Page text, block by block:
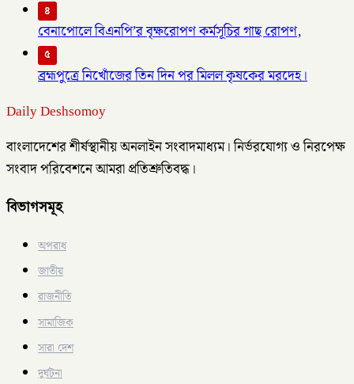
৪
বেনাপোলে বিএনপি’র বৃক্ষরোপণ কর্মসূচির গাছ রোপণ,
৫
ব্রহ্মপুত্রে নিখোঁজের তিন দিন পর মিলল কৃষকের মরদেহ।
Daily Deshsomoy
বাংলাদেশের শীর্ষস্থানীয় অনলাইন সংবাদমাধ্যম। নির্ভরযোগ্য ও নিরপেক্ষ
সংবাদ পরিবেশনে আমরা প্রতিশ্রুতিবদ্ধ।
বিভাগসমূহ
অপরাধ
জাতীয়
রাজনীতি
সামাজিক
সারা দেশ
দুর্ঘটনা